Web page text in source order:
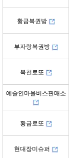
황금복권방
부자랑복권방
복천로또
예술인마을버스판매소
황금로또
현대장미슈퍼